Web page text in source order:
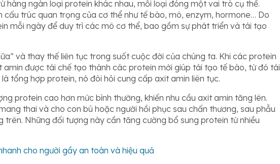
hàng ngàn loại protein khác nhau, mỗi loại đóng một vai trò cụ thể.
cấu trúc quan trọng của cơ thể như tế bào, mô, enzym, hormone… Do
mỗi ngày để duy trì các mô cơ thể, bao gồm sự phát triển và tái tạo
và thay thế liên tục trong suốt cuộc đời của chúng ta. Khi các protein
được tái chế tạo thành các protein mới giúp tái tạo tế bào, từ đó tái
tổng hợp protein, nó đòi hỏi cung cấp axit amin liên tục.
protein cao hơn mức bình thường, khiến nhu cầu axit amin tăng lên.
thai và cho con bú hoặc người hồi phục sau chấn thương, sau phẫu
Những đối tượng này cần tăng cường bổ sung protein từ nhiều
cho người gầy an toàn và hiệu quả